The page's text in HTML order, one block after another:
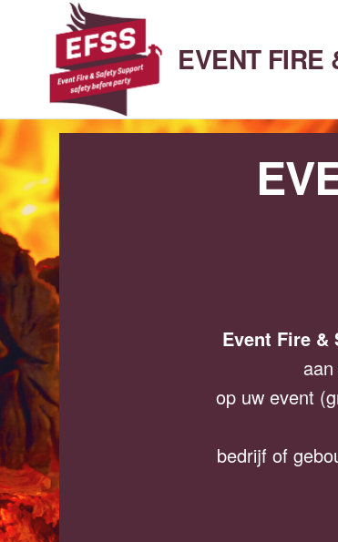
EVENT FIRE
Event Fire &
op uw event
bedrijf of